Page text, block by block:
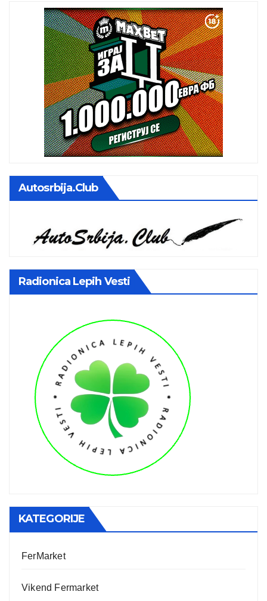
Autosrbija.club
Radionica Lepih Vesti
KATEGORIJE
FerMarket
Vikend Fermarket